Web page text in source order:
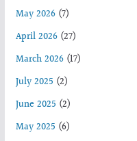
May 2026(7)
April 2026(27)
March 2026(17)
July 2025 (2)
June 2025 (2)
May 2025 (6)